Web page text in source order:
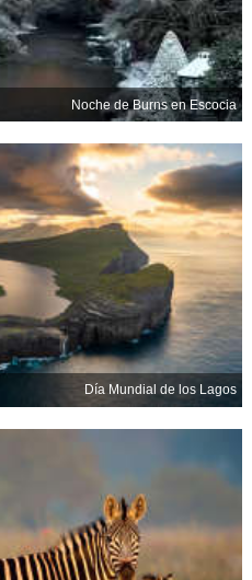
Noche de Burns en Escocia
Día Mundial de los Lagos